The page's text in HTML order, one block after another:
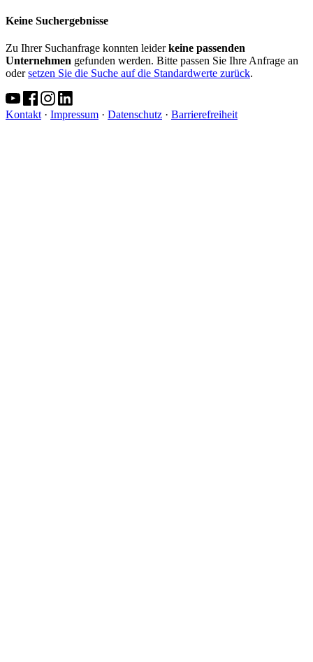
Keine Suchergebnisse
Zu Ihrer Suchanfrage konnten leiderkeine passenden
Unternehmen gefunden werden. Bitte passen Sie Ihre Anfrage an
odersetzen Sie die Suche auf die Standardwerte zurück.
Kontakt · Impressum · Datenschutz · Barrierefreiheit